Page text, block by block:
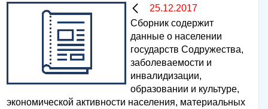
25.12.2017
Сборник содержит
данные о населении
государств Содружества,
заболеваемости и
инвалидизации,
образовании и культуре,
экономической активности населения, материальных